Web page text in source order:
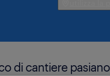
di cantiere